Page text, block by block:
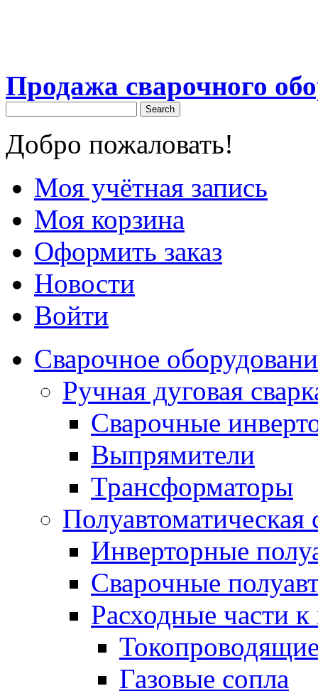
Продажа сварочного
Search
Добро пожаловать!
Моя учётная запись
Моя корзина
Оформить заказ
Новости
Войти
Сварочное
Ручная дуговая
Сварочные
Выпрямители
Трансформаторы
Инверторные
Сварочные
Расходные части
Газовые сопла